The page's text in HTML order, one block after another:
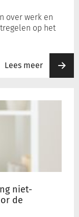
over werk en
op het
Lees meer
niet-
de